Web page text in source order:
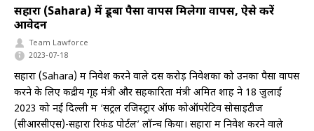
सहारा (Sahara) में डूबा पैसा वापस मिलेगा वापस, ऐसे करें
आवेदन
Team Lawforce
2023-07-18
सहारा (Sahara) में निवेश करने वाले दस करोड़ निवेशकों को उनका पैसा वापस
करने के लिए केंद्रीय गृह मंत्री और सहकारिता मंत्री अमित शाह ने 18 जुलाई
2023 को नई दिल्ली में ‘सेंट्रल रजिस्ट्रार ऑफ कोऑपरेटिव सोसाइटीज
(सीआरसीएस)-सहारा रिफंड पोर्टल’ लॉन्च किया। सहारा में निवेश करने वाले